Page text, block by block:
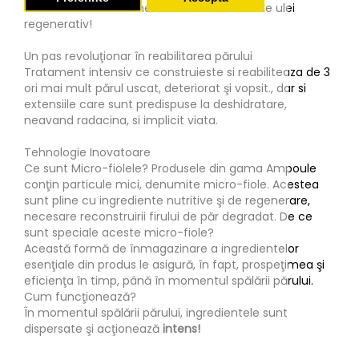
extensiilor! Un tratament intensiv cu fiole de ulei
regenerativ!
Un pas revoluţionar în reabilitarea părului
Tratament intensiv ce construieste si reabiliteaza de 3
ori mai mult părul uscat, deteriorat şi vopsit., dar si
extensiile care sunt predispuse la deshidratare,
neavand radacina, si implicit viata.
Tehnologie Inovatoare
Ce sunt Micro-fiolele? Produsele din gama Ampoule
conţin particule mici, denumite micro-fiole. Acestea
sunt pline cu ingrediente nutritive şi de regenerare,
necesare reconstruirii firului de păr degradat. De ce
sunt speciale aceste micro-fiole?
Această formă de înmagazinare a ingredientelor
esenţiale din produs le asigură, în fapt, prospeţimea şi
eficienţa în timp, până în momentul spălării părului.
Cum funcţionează?
În momentul spălării părului, ingredientele sunt
dispersate şi acţionează intens!